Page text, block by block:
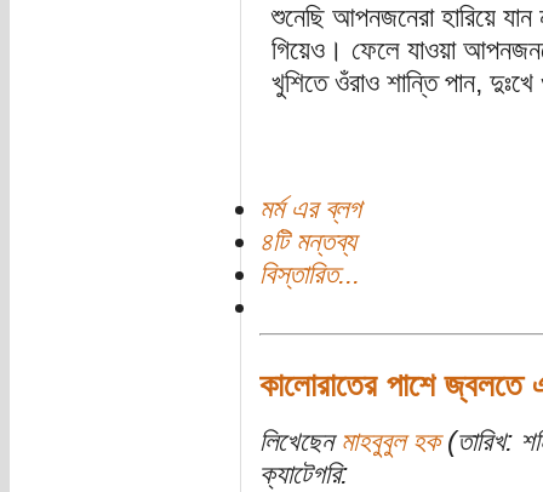
শুনেছি আপনজনেরা হারিয়ে
গিয়েও। ফেলে যাওয়া
খুশিতে ওঁরাও শান্তি পান,
মর্ম এর ব্লগ
৪টি মন্তব্য
বিস্তারিত...
কালোরাতের পাশে জ্বলতে
লিখেছেন মাহবুবুল হক(তারিখ:
ক্যাটেগরি: